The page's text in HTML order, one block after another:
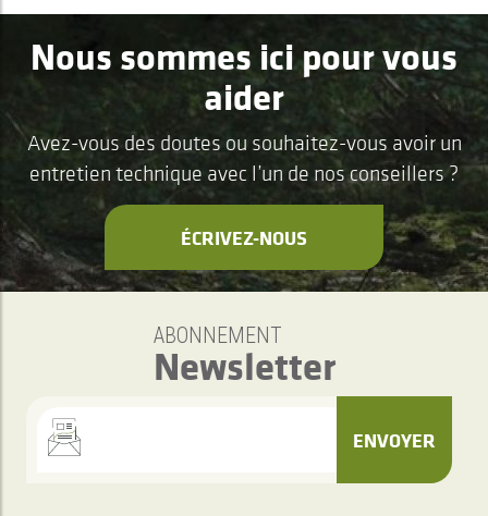
Nous sommes ici pour vous
aider
Avez-vous des doutes ou souhaitez-vous avoir un
entretien technique avec l’un de nos conseillers ?
ÉCRIVEZ-NOUS
ABONNEMENT
Newsletter
ENVOYER